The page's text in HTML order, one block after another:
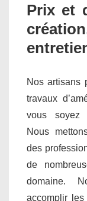
Prix et
Nos artisans
travaux
vous soyez
Nous
des
de
domaine.
accomplir les